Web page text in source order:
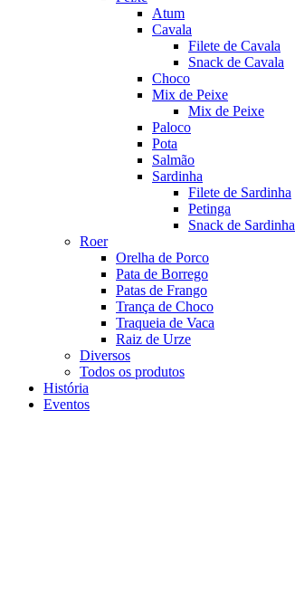
Atum
Cavala
Filete de Cavala
Snack de Cavala
Choco
Mix de Peixe
Mix de Peixe
Paloco
Pota
Salmão
Sardinha
Filete de Sardinha
Petinga
Snack de Sardinha
Roer
Orelha de Porco
Pata de Borrego
Patas de Frango
Trança de Choco
Traqueia de Vaca
Raiz de Urze
Diversos
Todos os produtos
História
Eventos